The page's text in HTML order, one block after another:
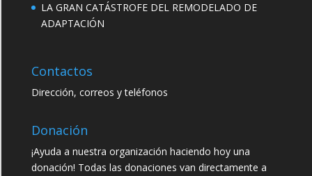
LA GRAN CATÁSTROFE DEL REMODELADO DE
ADAPTACIÓN
Contactos
Dirección, correos y teléfonos
Donación
¡Ayuda a nuestra organización haciendo hoy una
donación! Todas las donaciones van directamente a